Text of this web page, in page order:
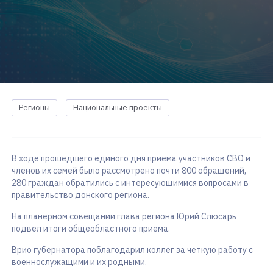
Регионы Национальные проекты
В ходе прошедшего единого дня приема участников СВО и
членов их семей было рассмотрено почти 800 обращений,
280 граждан обратились с интересующимися вопросами в
правительство донского региона.
На планерном совещании глава региона Юрий Слюсарь
подвел итоги общеобластного приема.
Врио губернатора поблагодарил коллег за четкую работу с
военнослужащими и их родными.